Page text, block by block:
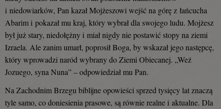
i niedowiarków, Pan kazał Mojżeszowi wejść na górę z łańcucha
Abarim i pokazał mu kraj, który wybrał dla swojego ludu. Mojżesz
był już stary, niedołężny i miał nigdy nie postawić stopy na ziemi
Izraela. Ale zanim umarł, poprosił Boga, by wskazał jego następcę,
który wprowadzi naród wybrany do Ziemi Obiecanej. „Weź
Jozuego, syna Nuna” – odpowiedział mu Pan.
Na Zachodnim Brzegu biblijne opowieści sprzed tysięcy lat znaczą
tyle samo, co doniesienia prasowe, są równie realne i aktualne. Dla